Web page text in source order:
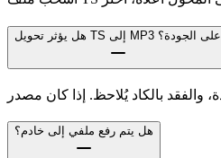
هل يؤثر تحويل TS إلى MP3 على الجودة؟
هل يتم رفع ملفي إلى خادم؟